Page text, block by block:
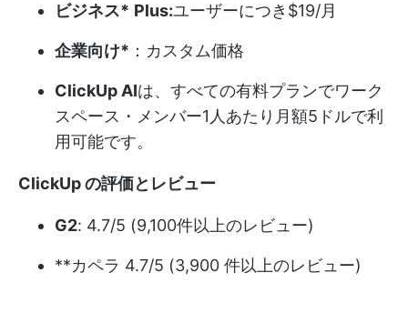
ビジネス* Plus:ユーザーにつき$19/月
企業向け* ：カスタム価格
ClickUp AIは、すべての有料プランでワーク
スペース・メンバー1人あたり月額5ドルで利
用可能です。
ClickUp の評価とレビュー
G2: 4.7/5 (9,100件以上のレビュー)
**カペラ 4.7/5 (3,900 件以上のレビュー)